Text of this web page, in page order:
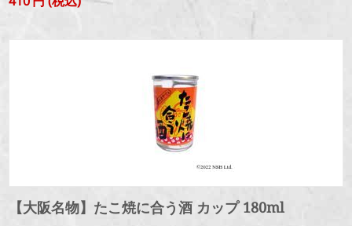
【大阪名物】たこ焼に合う酒 カップ 180ml